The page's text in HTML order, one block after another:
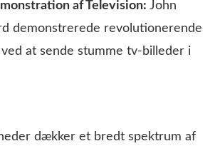
af Television: John
demonstrerede revolutionerende
at sende stumme tv-billeder i
dækker et bredt spektrum af